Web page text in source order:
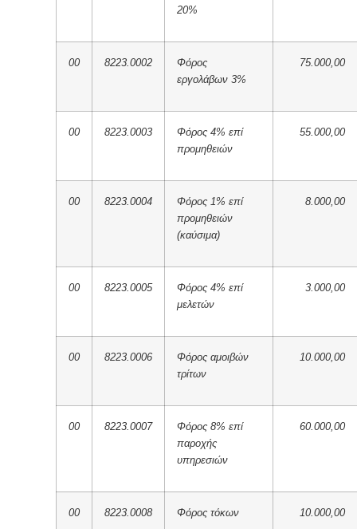
20%
00 8223.0002
Φόρος
εργολάβων 3%
75.000,00
00 8223.0003
Φόρος 4% επί
προμηθειών
55.000,00
00 8223.0004
Φόρος 1% επί
προμηθειών
(καύσιμα)
8.000,00
00 8223.0005
Φόρος 4% επί
μελετών
3.000,00
00 8223.0006
Φόρος αμοιβών
τρίτων
10.000,00
00 8223.0007
Φόρος 8% επί
παροχής
υπηρεσιών
60.000,00
00 8223.0008 Φόρος τόκων 10.000,00